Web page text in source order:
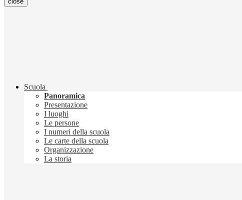
Scuola
Panoramica
Presentazione
I luoghi
Le persone
I numeri della scuola
Le carte della scuola
Organizzazione
La storia